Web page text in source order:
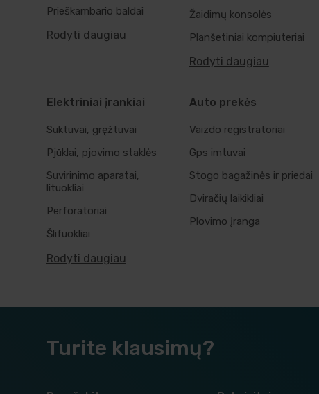
Prieškambario baldai
Rodyti daugiau
Žaidimų konsolės
Planšetiniai kompiuteriai
Rodyti daugiau
Elektriniai įrankiai
Suktuvai, gręžtuvai
Pjūklai, pjovimo staklės
Suvirinimo aparatai,
lituokliai
Perforatoriai
Šlifuokliai
Rodyti daugiau
Auto prekės
Vaizdo registratoriai
Gps imtuvai
Stogo bagažinės ir priedai
Dviračių laikikliai
Plovimo įranga
Turite klausimų?